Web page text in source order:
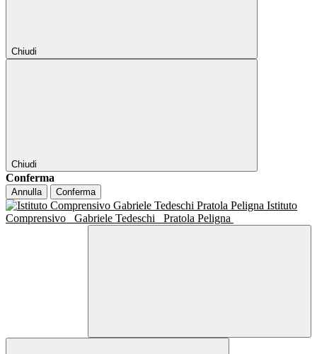
Chiudi
Chiudi
Conferma
Annulla Conferma
Istituto
Comprensivo
Gabriele Tedeschi Pratola Peligna